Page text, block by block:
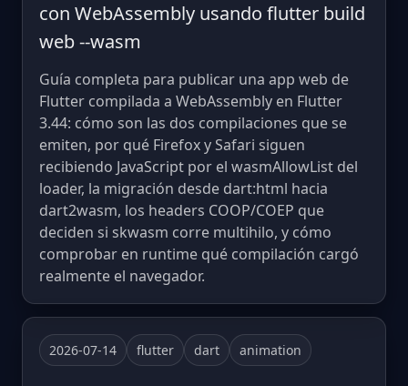
con WebAssembly usando flutter build
web --wasm
Guía completa para publicar una app web de
Flutter compilada a WebAssembly en Flutter
3.44: cómo son las dos compilaciones que se
emiten, por qué Firefox y Safari siguen
recibiendo JavaScript por el wasmAllowList del
loader, la migración desde dart:html hacia
dart2wasm, los headers COOP/COEP que
deciden si skwasm corre multihilo, y cómo
comprobar en runtime qué compilación cargó
realmente el navegador.
2026-07-14 flutter dart animation